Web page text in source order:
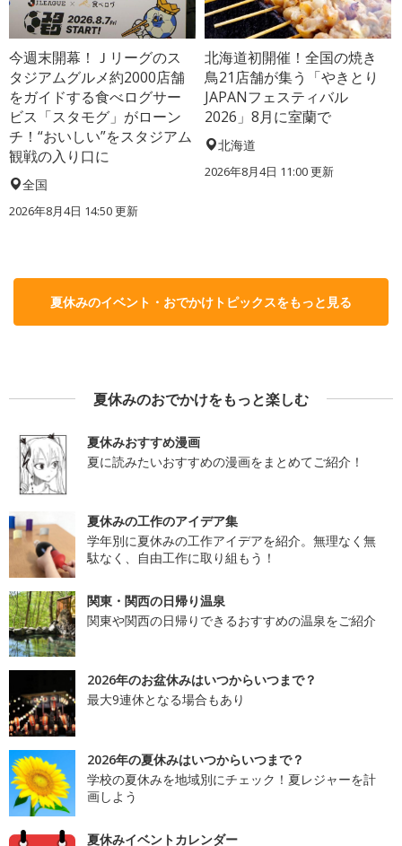
今週末開幕！Ｊリーグのス
タジアムグルメ約2000店舗
をガイドする食べログサー
ビス「スタモグ」がローン
チ！“おいしい”をスタジアム
観戦の入り口に
全国
2026年8月4日 14:50更新
北海道初開催！全国の焼き
鳥21店舗が集う「やきとり
JAPANフェスティバル
2026」8月に室蘭で
北海道
2026年8月4日 11:00更新
夏休みのイベント・おでかけトピックスをもっと見る
夏休みのおでかけをもっと楽しむ
夏休みおすすめ漫画
夏に読みたいおすすめの漫画をまとめてご紹介！
夏休みの工作のアイデア集
学年別に夏休みの工作アイデアを紹介。無理なく無
駄なく、自由工作に取り組もう！
関東・関西の日帰り温泉
関東や関西の日帰りできるおすすめの温泉をご紹介
2026年のお盆休みはいつからいつまで？
最大9連休となる場合もあり
2026年の夏休みはいつからいつまで？
学校の夏休みを地域別にチェック！夏レジャーを計
画しよう
夏休みイベントカレンダー